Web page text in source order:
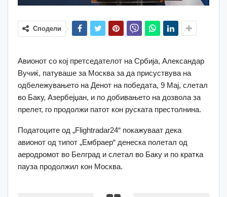
Сподели
Авионот со кој претседателот на Србија, Александар
Вучиќ, патуваше за Москва за да присуствува на
одбележувањето на Денот на победата, 9 Мај, слетал
во Баку, Азербејџан, и по добивањето на дозвола за
прелет, го продолжи патот кон руската престолнина.
Податоците од „Flightradar24“ покажуваат дека
авионот од типот „Ембраер“ денеска полетал од
аеродромот во Белград и слетал во Баку и по кратка
пауза продолжил кон Москва.